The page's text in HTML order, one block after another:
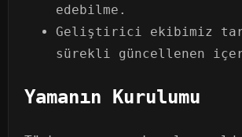
edebilme.
Geliştirici ekibimiz
sürekli güncellenen
Yamanın Kurulumu